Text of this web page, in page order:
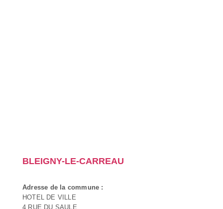
BLEIGNY-LE-CARREAU
Adresse de la commune :
HOTEL DE VILLE
4 RUE DU SAULE